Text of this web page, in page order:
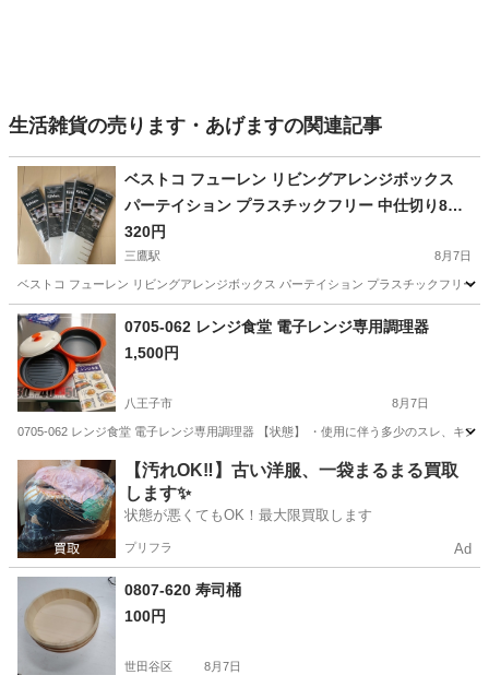
生活雑貨の売ります・あげますの関連記事
ベストコ フューレン リビングアレンジボックス
パーテイション プラスチックフリー 中仕切り8枚
セット ND-9201 クリア 8P
320円
三鷹駅 8月7日
ベストコ フューレン リビングアレンジボックス パーテイション プラスチックフリー
東京 武蔵野市 家庭用品 プラスチック
0705-062 レンジ食堂 電子レンジ専用調理器
1,500円
八王子市 8月7日
0705-062 レンジ食堂 電子レンジ専用調理器 【状態】 ・使用に伴う多少のスレ、キ
東京 八王子市 調理器具 食堂
【汚れOK‼️】古い洋服、一袋まるまる買取
します✨
状態が悪くてもOK！最大限買取します
プリフラ Ad
0807-620 寿司桶
100円
世田谷区 8月7日